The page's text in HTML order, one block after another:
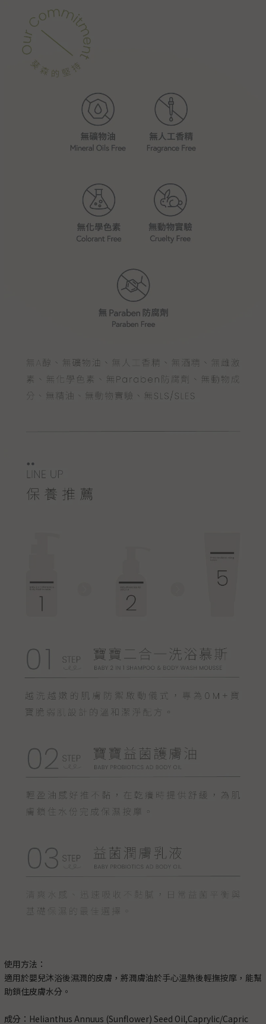
使用方法：
適用於嬰兒沐浴後濕潤的皮膚，將潤膚油於手心溫熱後輕撫按摩，能幫
助鎖住皮膚水分。
成分：Helianthus Annuus (Sunflower) Seed Oil,Caprylic/Capric